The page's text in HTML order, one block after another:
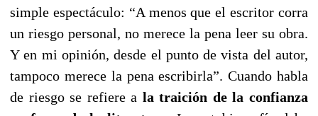
simple espectáculo: “A menos que el escritor corra
un riesgo personal, no merece la pena leer su obra.
Y en mi opinión, desde el punto de vista del autor,
tampoco merece la pena escribirla”. Cuando habla
de riesgo se refiere a la traición de la confianza